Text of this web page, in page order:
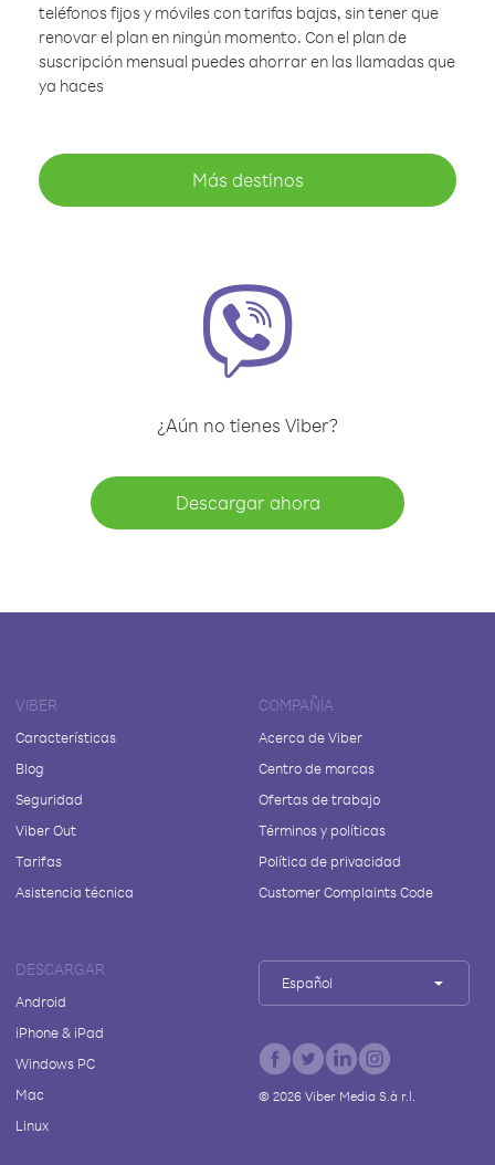
teléfonos fijos y móviles con tarifas bajas, sin tener que
renovar el plan en ningún momento. Con el plan de
suscripción mensual puedes ahorrar en las llamadas que
ya haces
Más destinos
¿Aún no tienes Viber?
Descargar ahora
VIBER
Características
Blog
Seguridad
Viber Out
Tarifas
Asistencia técnica
COMPAÑÍA
Acerca de Viber
Centro de marcas
Ofertas de trabajo
Términos y políticas
Política de privacidad
Customer Complaints Code
DESCARGAR
Android
iPhone & iPad
Windows PC
Mac
Linux
Español
© 2026Viber Media S.à r.l.